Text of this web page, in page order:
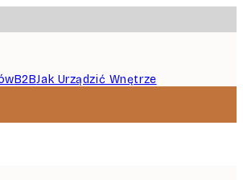
B2BJak Urządzić Wnętrze